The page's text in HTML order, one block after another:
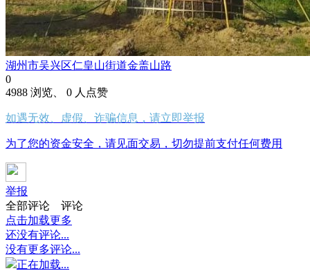
湖州市吴兴区仁皇山街道金盖山路
0
4988 浏览、 0 人点赞
如遇无效、虚假、诈骗信息，请立即举报
为了您的资金安全，请见面交易，切勿提前支付任何费用
举报
全部评论
评论
点击加载更多
还没有评论...
没有更多评论...
正在加载...